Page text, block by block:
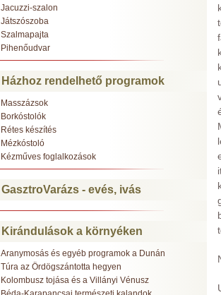
Jacuzzi-szalon
Játszószoba
Szalmapajta
Pihenőudvar
Házhoz rendelhető programok
Masszázsok
Borkóstolók
Rétes készítés
Mézkóstoló
Kézműves foglalkozások
GasztroVarázs - evés, ivás
Kirándulások a környéken
Aranymosás és egyéb programok a Dunán
Túra az Ördögszántotta hegyen
Kolombusz tojása és a Villányi Vénusz